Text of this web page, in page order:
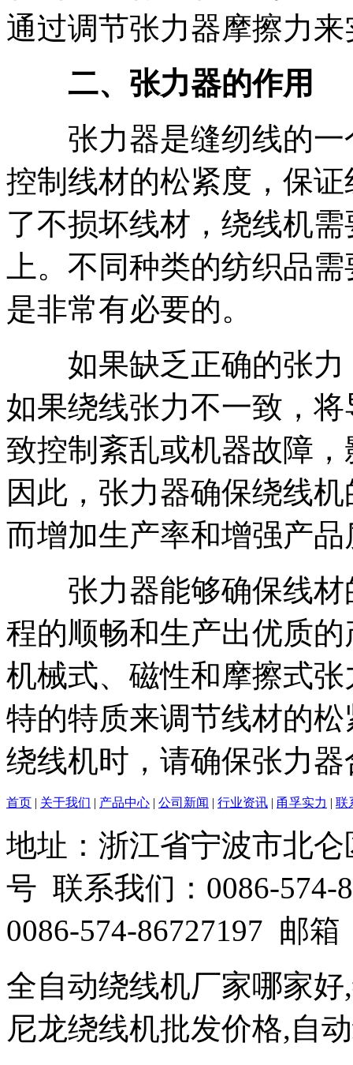
通过调节张力器摩擦力
二、张力器的作用
张力器是缝纫线的一
控制线材的松紧度，保
了不损坏线材，绕线机
上。不同种类的纺织品
是非常有必要的。
如果缺乏正确的张力
如果绕线张力不一致，
致控制紊乱或机器故障
因此，张力器确保绕线
而增加生产率和增强产品
张力器能够确保线材
程的顺畅和生产出优质
机械式、磁性和摩擦式
特的特质来调节线材的
绕线机时，请确保张力
首页 | 关于我们 | 产品中心 | 公司新闻 | 行业资讯 | 甬孚实力 | 联
地址：浙江省宁波市北
号 联系我们：0086-574-
0086-574-86727197 邮箱
全自动绕线机厂家哪家
尼龙绕线机批发价格,自